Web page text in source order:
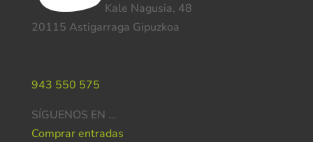
Kale Nagusia, 48
20115 Astigarraga Gipuzkoa
943 550 575
SÍGUENOS EN …
Comprar entradas